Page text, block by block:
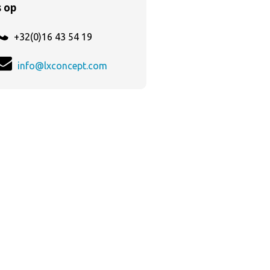
op
+32(0)16 43 54 19
info@lxconcept.com